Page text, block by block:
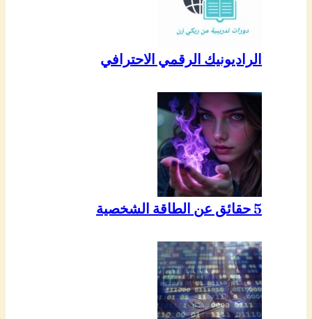
الراديونيك الرقمي الاحترافي
5 حقائق عن الطاقة الشخصية